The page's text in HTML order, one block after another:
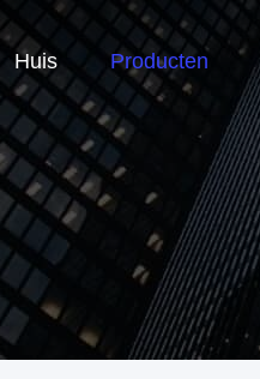
Huis Producten